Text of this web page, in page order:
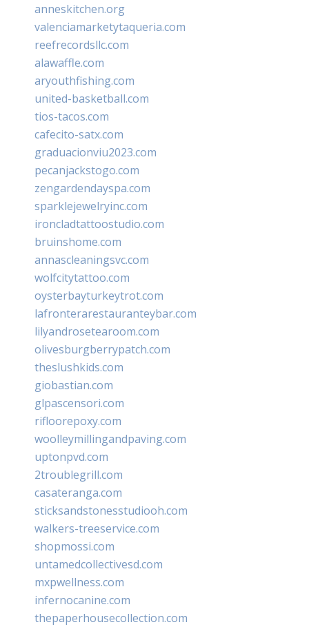
anneskitchen.org
valenciamarketytaqueria.com
reefrecordsllc.com
alawaffle.com
aryouthfishing.com
united-basketball.com
tios-tacos.com
cafecito-satx.com
graduacionviu2023.com
pecanjackstogo.com
zengardendayspa.com
sparklejewelryinc.com
ironcladtattoostudio.com
bruinshome.com
annascleaningsvc.com
wolfcitytattoo.com
oysterbayturkeytrot.com
lafronterarestauranteybar.com
lilyandrosetearoom.com
olivesburgberrypatch.com
theslushkids.com
giobastian.com
glpascensori.com
rifloorepoxy.com
woolleymillingandpaving.com
uptonpvd.com
2troublegrill.com
casateranga.com
sticksandstonesstudiooh.com
walkers-treeservice.com
shopmossi.com
untamedcollectivesd.com
mxpwellness.com
infernocanine.com
thepaperhousecollection.com